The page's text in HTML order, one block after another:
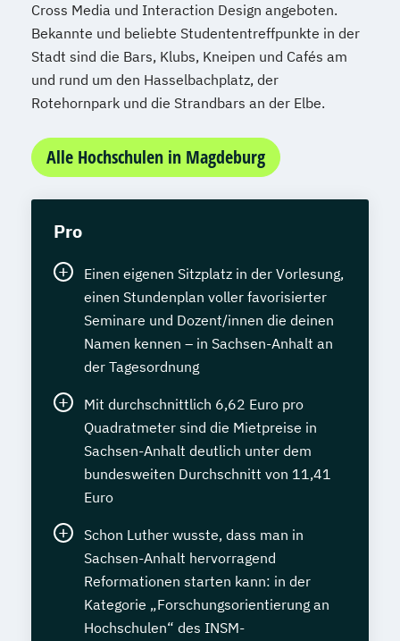
Cross Media und Interaction Design angeboten.
Bekannte und beliebte Studententreffpunkte in der
Stadt sind die Bars, Klubs, Kneipen und Cafés am
und rund um den Hasselbachplatz, der
Rotehornpark und die Strandbars an der Elbe.
Alle Hochschulen in Magdeburg
Pro
Einen eigenen Sitzplatz in der Vorlesung,
einen Stundenplan voller favorisierter
Seminare und Dozent/innen die deinen
Namen kennen – in Sachsen-Anhalt an
der Tagesordnung
Mit durchschnittlich 6,62 Euro pro
Quadratmeter sind die Mietpreise in
Sachsen-Anhalt deutlich unter dem
bundesweiten Durchschnitt von 11,41
Euro
Schon Luther wusste, dass man in
Sachsen-Anhalt hervorragend
Reformationen starten kann: in der
Kategorie „Forschungsorientierung an
Hochschulen“ des INSM-